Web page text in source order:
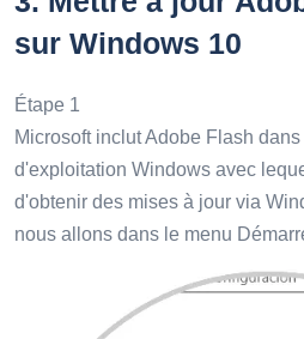
sur Windows 10
Étape 1
Microsoft inclut Adobe Flash
d'exploitation Windows avec
d'obtenir des mises à jour via
nous allons dans le menu